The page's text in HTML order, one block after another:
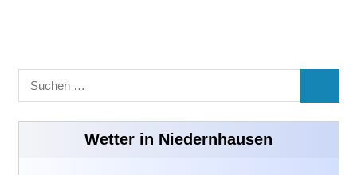
Suchen
nach:
Wetter in Niedernhausen